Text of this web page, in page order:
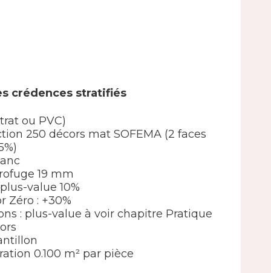
crédences stratifiés
ou PVC)
250 décors mat SOFEMA (2 faces
19 mm
value 10%
Zéro : +30%
: plus-value à voir chapitre Pratique
0.100 m² par pièce